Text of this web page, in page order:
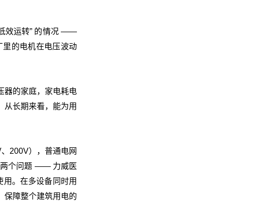
效运转” 的情况 ——
里的电机在电压波动
器的家庭，家电耗电
从长期来看，能为用
200V），普通电网
两个问题 —— 力威医
。在多设备同时用
保障整个建筑用电的